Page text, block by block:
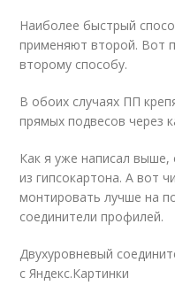
Наиболее быстрый
применяют второй. Вот
второму способу.
В обоих случаях ПП
прямых подвесов через
Как я уже написал
из гипсокартона. А вот
монтировать лучше на
соединители профилей.
Двухуровневый
с Яндекс.Картинки